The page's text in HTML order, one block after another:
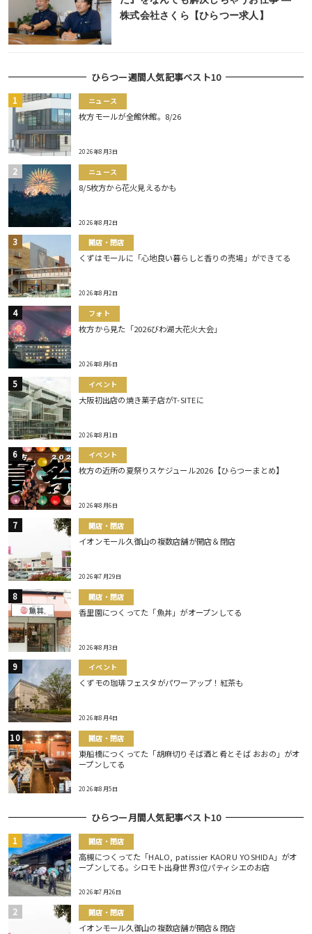
株式会社さくら【ひらつー求人】
ひらつー週間人気記事ベスト10
ニュース
枚方モールが全館休館。8/26
2026年8月3日
ニュース
8/5枚方から花火見えるかも
2026年8月2日
開店・閉店
くずはモールに「心地良い暮らしと香りの売場」ができてる
2026年8月2日
フォト
枚方から見た「2026びわ湖大花火大会」
2026年8月6日
イベント
大阪初出店の焼き菓子店がT-SITEに
2026年8月1日
イベント
枚方の近所の夏祭りスケジュール2026【ひらつーまとめ】
2026年8月6日
開店・閉店
イオンモール久御山の複数店舗が開店＆閉店
2026年7月29日
開店・閉店
香里園につくってた「魚丼」がオープンしてる
2026年8月3日
イベント
くずモの珈琲フェスタがパワーアップ！紅茶も
2026年8月4日
開店・閉店
東船橋につくってた「胡麻切りそば酒と肴とそば おおの」がオ
ープンしてる
2026年8月5日
ひらつー月間人気記事ベスト10
開店・閉店
高槻につくってた「HALO, patissier KAORU YOSHIDA」がオ
ープンしてる。シロモト出身世界3位パティシエのお店
2026年7月26日
開店・閉店
イオンモール久御山の複数店舗が開店＆閉店